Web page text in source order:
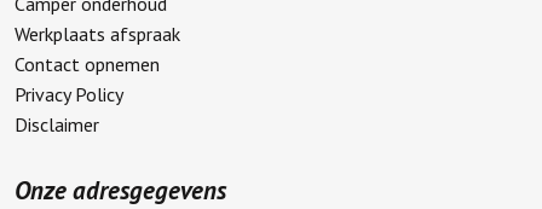
Werkplaats afspraak
Contact opnemen
Privacy Policy
Disclaimer
Onze adresgegevens